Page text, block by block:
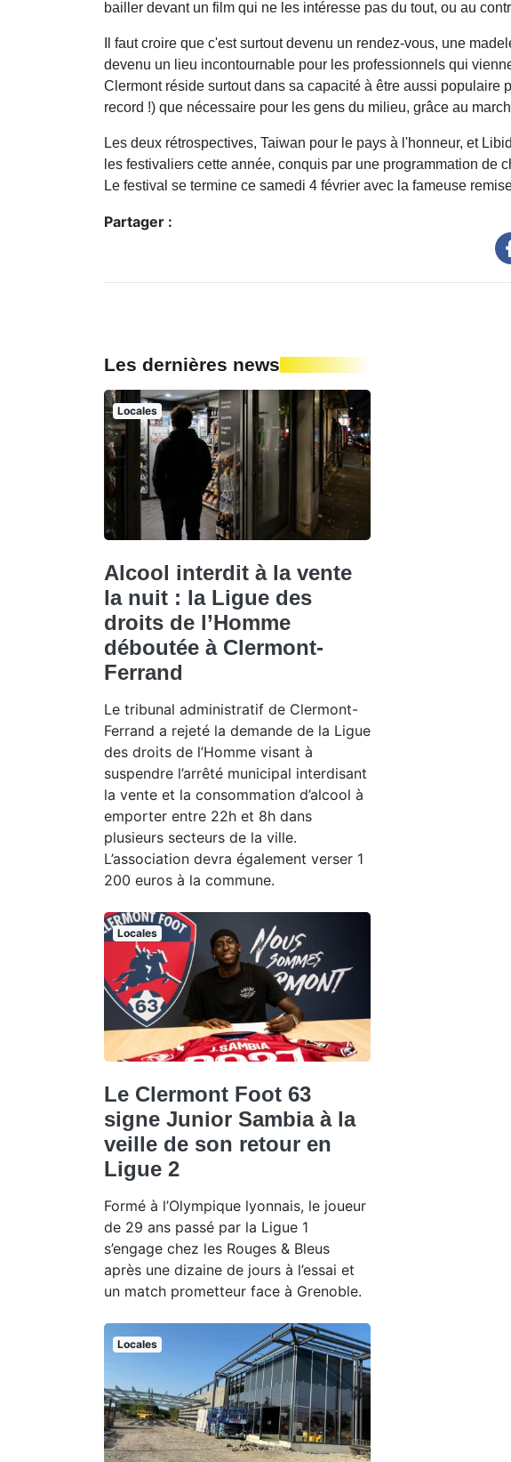
bailler devant un film qui ne les intéresse pas du tout, ou au
Il faut croire que c'est surtout devenu un rendez-vous, une
devenu un lieu incontournable pour les professionnels qui
Clermont réside surtout dans sa capacité à être aussi
record !) que nécessaire pour les gens du milieu, grâce au
Les deux rétrospectives, Taiwan pour le pays à l'honneur, et
les festivaliers cette année, conquis par une programmation de
Le festival se termine ce samedi 4 février avec la fameuse
Partager :
Les dernières news
Locales
Alcool interdit à la vente
la nuit : la Ligue des
droits de l’Homme
déboutée à Clermont-
Ferrand
Le tribunal administratif de Clermont-
Ferrand a rejeté la demande de la Ligue
des droits de l’Homme visant à
suspendre l’arrêté municipal interdisant
la vente et la consommation d’alcool à
emporter entre 22h et 8h dans
plusieurs secteurs de la ville.
L’association devra également verser 1
200 euros à la commune.
Locales
Le Clermont Foot 63
signe Junior Sambia à la
veille de son retour en
Ligue 2
Formé à l’Olympique lyonnais, le joueur
de 29 ans passé par la Ligue 1
s’engage chez les Rouges & Bleus
après une dizaine de jours à l’essai et
un match prometteur face à Grenoble.
Locales